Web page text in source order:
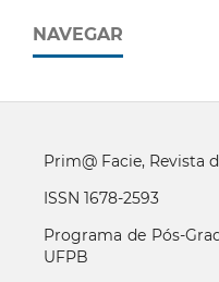
NAVEGAR
Prim@ Facie, Revista
ISSN 1678-2593
Programa de Pós-
UFPB